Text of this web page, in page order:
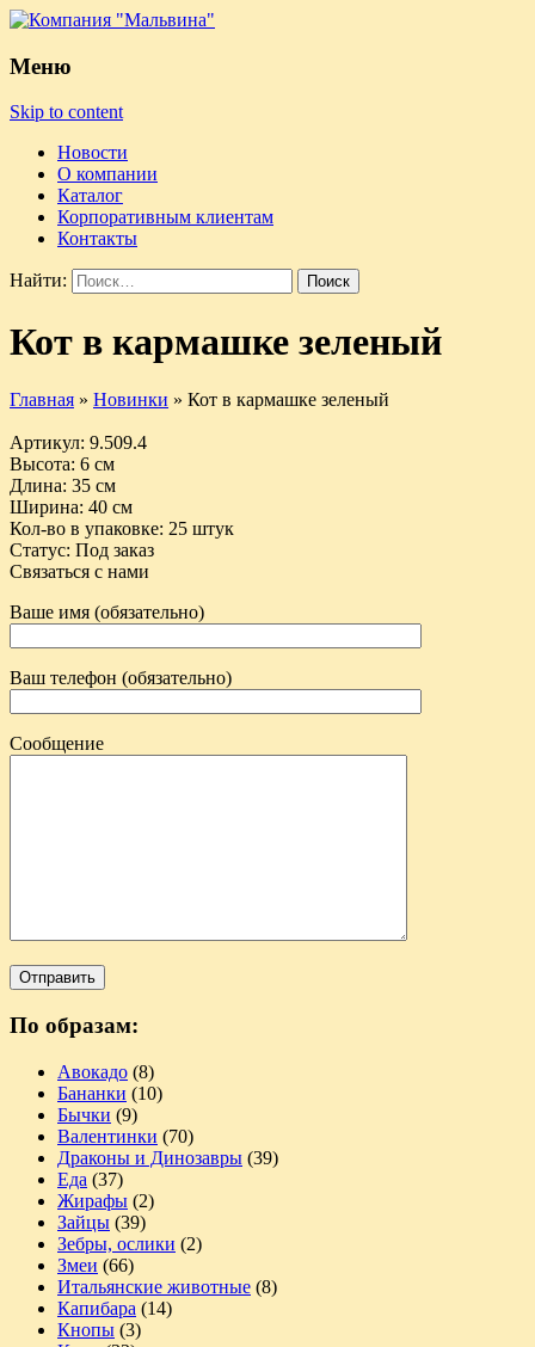
Меню
Skip to content
Новости
О компании
Каталог
Корпоративным клиентам
Контакты
Найти:
Кот в кармашке зеленый
Главная » Новинки » Кот в кармашке зеленый
Артикул: 9.509.4
Высота: 6 см
Длина: 35 см
Ширина: 40 см
Кол-во в упаковке: 25 штук
Статус: Под заказ
Связаться с нами
Ваше имя (обязательно)
Ваш телефон (обязательно)
Сообщение
По образам:
Авокадо (8)
Бананки (10)
Бычки (9)
Валентинки (70)
Драконы и Динозавры (39)
Еда (37)
Жирафы (2)
Зайцы (39)
Зебры, ослики (2)
Змеи (66)
Итальянские животные (8)
Капибара (14)
Кнопы (3)